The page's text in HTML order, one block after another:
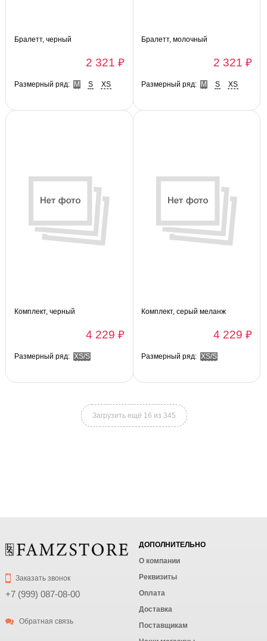
Бралетт, черный
2 321 ₽
Размерный ряд: M S XS
Бралетт, молочный
2 321 ₽
Размерный ряд: M S XS
Комплект, черный
4 229 ₽
Размерный ряд: XS/S
Комплект, серый меланж
4 229 ₽
Размерный ряд: XS/S
Загрузить ещё 16 из 345
Заказать звонок
+7 (999) 087-08-00
Обратная связь
ДОПОЛНИТЕЛЬНО
О компании
Реквизиты
Оплата
Доставка
Поставщикам